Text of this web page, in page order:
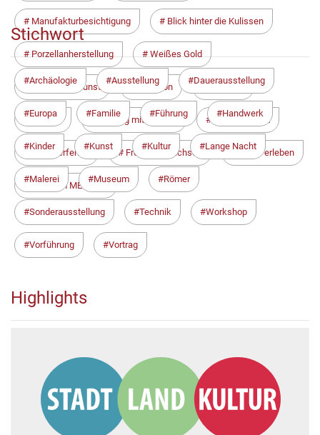
Manufakturbesichtigung Blick hinter die Kulissen
Porzellanherstellung Weißes Gold
Handwerkskunst Tradition Sachsen
Meißen Ausflug mit Kindern Familienevent
Sommerferien Freizeit in Sachsen Kultur erleben
Museum MEISSEN
Stichwort
Archäologie Ausstellung Dauerausstellung
Europa Familie Führung Handwerk
Kinder Kunst Kultur Lange Nacht
Malerei Museum Römer
Sonderausstellung Technik Workshop
Vorführung Vortrag
Highlights